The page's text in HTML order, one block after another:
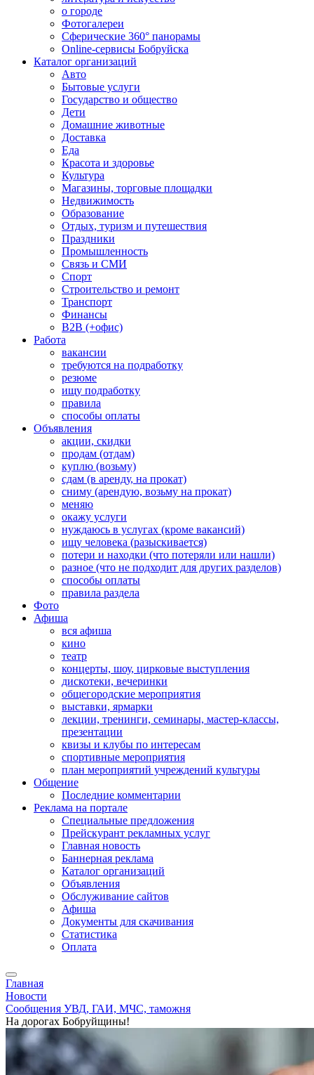
о городе
Фотогалереи
Сферические 360° панорамы
Online-сервисы Бобруйска
Каталог организаций
Авто
Бытовые услуги
Государство и общество
Дети
Домашние животные
Доставка
Еда
Красота и здоровье
Культура
Магазины, торговые площадки
Недвижимость
Образование
Отдых, туризм и путешествия
Праздники
Промышленность
Связь и СМИ
Спорт
Строительство и ремонт
Транспорт
Финансы
B2B (+офис)
Работа
вакансии
требуются на подработку
резюме
ищу подработку
правила
способы оплаты
Объявления
акции, скидки
продам (отдам)
куплю (возьму)
сдам (в аренду, на прокат)
сниму (арендую, возьму на прокат)
меняю
окажу услуги
нуждаюсь в услугах (кроме вакансий)
ищу человека (разыскивается)
потери и находки (что потеряли или нашли)
разное (что не подходит для других разделов)
способы оплаты
правила раздела
Фото
Афиша
вся афиша
кино
театр
концерты, шоу, цирковые выступления
дискотеки, вечеринки
общегородские мероприятия
выставки, ярмарки
лекции, тренинги, семинары, мастер-классы,
презентации
квизы и клубы по интересам
спортивные мероприятия
план мероприятий учреждений культуры
Общение
Последние комментарии
Реклама на портале
Специальные предложения
Прейскурант рекламных услуг
Главная новость
Баннерная реклама
Каталог организаций
Объявления
Обслуживание сайтов
Афиша
Документы для скачивания
Статистика
Оплата
Главная
Новости
Сообщения УВД, ГАИ, МЧС, таможня
На дорогах Бобруйщины!